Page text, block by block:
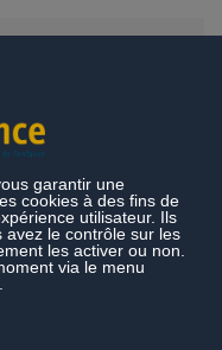
d'une Unité inclusion
sur sol vaudois
inclusion
: bilan d'une